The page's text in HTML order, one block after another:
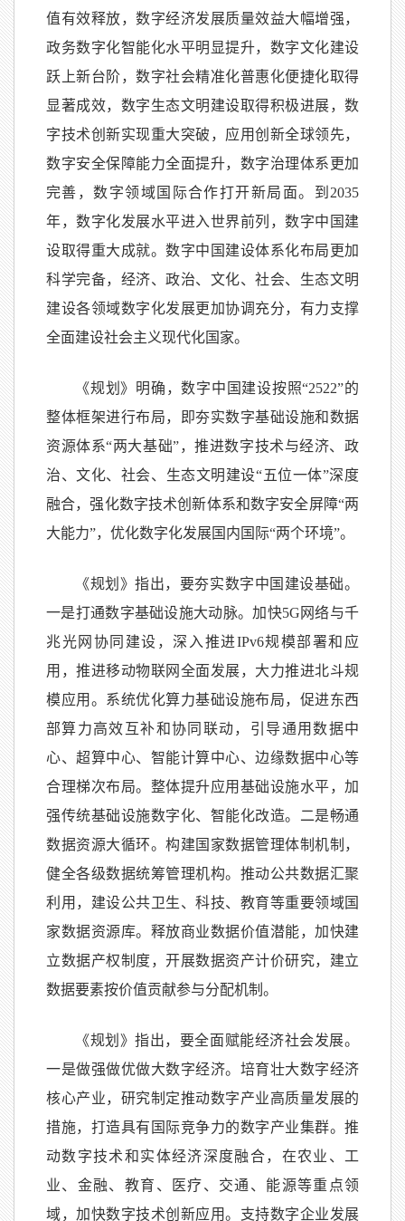
值有效释放，数字经济发展质量效益大幅增强，
政务数字化智能化水平明显提升，数字文化建设
跃上新台阶，数字社会精准化普惠化便捷化取得
显著成效，数字生态文明建设取得积极进展，数
字技术创新实现重大突破，应用创新全球领先，
数字安全保障能力全面提升，数字治理体系更加
完善，数字领域国际合作打开新局面。到2035
年，数字化发展水平进入世界前列，数字中国建
设取得重大成就。数字中国建设体系化布局更加
科学完备，经济、政治、文化、社会、生态文明
建设各领域数字化发展更加协调充分，有力支撑
全面建设社会主义现代化国家。
《规划》明确，数字中国建设按照“2522”的
整体框架进行布局，即夯实数字基础设施和数据
资源体系“两大基础”，推进数字技术与经济、政
治、文化、社会、生态文明建设“五位一体”深度
融合，强化数字技术创新体系和数字安全屏障“两
大能力”，优化数字化发展国内国际“两个环境”。
《规划》指出，要夯实数字中国建设基础。
一是打通数字基础设施大动脉。加快5G网络与千
兆光网协同建设，深入推进IPv6规模部署和应
用，推进移动物联网全面发展，大力推进北斗规
模应用。系统优化算力基础设施布局，促进东西
部算力高效互补和协同联动，引导通用数据中
心、超算中心、智能计算中心、边缘数据中心等
合理梯次布局。整体提升应用基础设施水平，加
强传统基础设施数字化、智能化改造。二是畅通
数据资源大循环。构建国家数据管理体制机制，
健全各级数据统筹管理机构。推动公共数据汇聚
利用，建设公共卫生、科技、教育等重要领域国
家数据资源库。释放商业数据价值潜能，加快建
立数据产权制度，开展数据资产计价研究，建立
数据要素按价值贡献参与分配机制。
《规划》指出，要全面赋能经济社会发展。
一是做强做优做大数字经济。培育壮大数字经济
核心产业，研究制定推动数字产业高质量发展的
措施，打造具有国际竞争力的数字产业集群。推
动数字技术和实体经济深度融合，在农业、工
业、金融、教育、医疗、交通、能源等重点领
域，加快数字技术创新应用。支持数字企业发展